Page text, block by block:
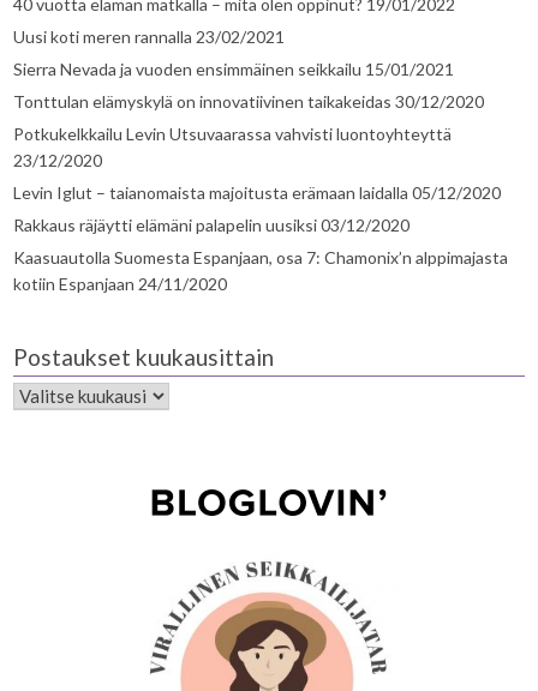
40 vuotta elämän matkalla – mitä olen oppinut? 19/01/2022
Uusi koti meren rannalla 23/02/2021
Sierra Nevada ja vuoden ensimmäinen seikkailu 15/01/2021
Tonttulan elämyskylä on innovatiivinen taikakeidas 30/12/2020
Potkukelkkailu Levin Utsuvaarassa vahvisti luontoyhteyttä
23/12/2020
Levin Iglut – taianomaista majoitusta erämaan laidalla 05/12/2020
Rakkaus räjäytti elämäni palapelin uusiksi03/12/2020
Kaasuautolla Suomesta Espanjaan, osa 7: Chamonix’n alppimajasta
kotiin Espanjaan 24/11/2020
Postaukset kuukausittain